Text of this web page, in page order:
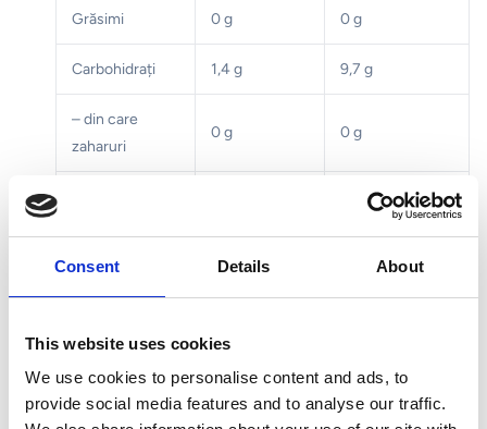
Consent Details About
This website uses cookies
We use cookies to personalise content and ads, to
provide social media features and to analyse our traffic.
Grăsimi 0 g 0 g
Carbohidrați 1,4 g 9,7 g
– din care
zaharuri
0 g 0 g
Pentru adulți: 1 porție pe zi (14,5 g). Se dizolvă în 500
ml apă.